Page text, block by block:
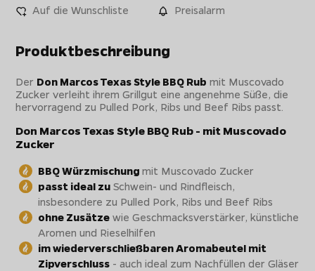
Auf die Wunschliste Preisalarm
Produktbeschreibung
Der Don Marcos Texas Style BBQ Rub mit Muscovado
Zucker verleiht ihrem Grillgut eine angenehme Süße, die
hervorragend zu Pulled Pork, Ribs und Beef Ribs passt.
Don Marcos Texas Style BBQ Rub - mit Muscovado
Zucker
BBQ Würzmischungmit Muscovado Zucker
passt ideal zu Schwein- und Rindfleisch,
insbesondere zu Pulled Pork, Ribs und Beef Ribs
ohne Zusätze wie Geschmacksverstärker, künstliche
Aromen und Rieselhilfen
im wiederverschließbaren Aromabeutel mit
Zipverschluss - auch ideal zum Nachfüllen der Gläser